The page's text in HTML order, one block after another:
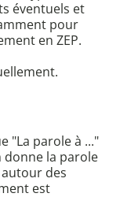
éventuels et
pour
en ZEP.
"La parole à ..."
donne la parole
des
est